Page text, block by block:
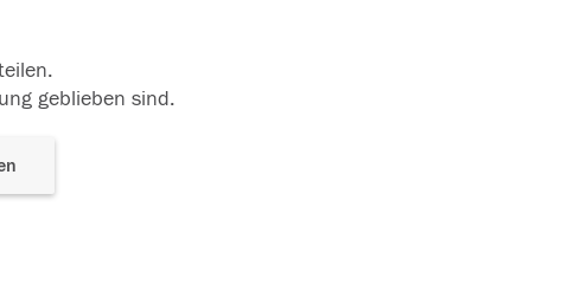
geblieben sind.